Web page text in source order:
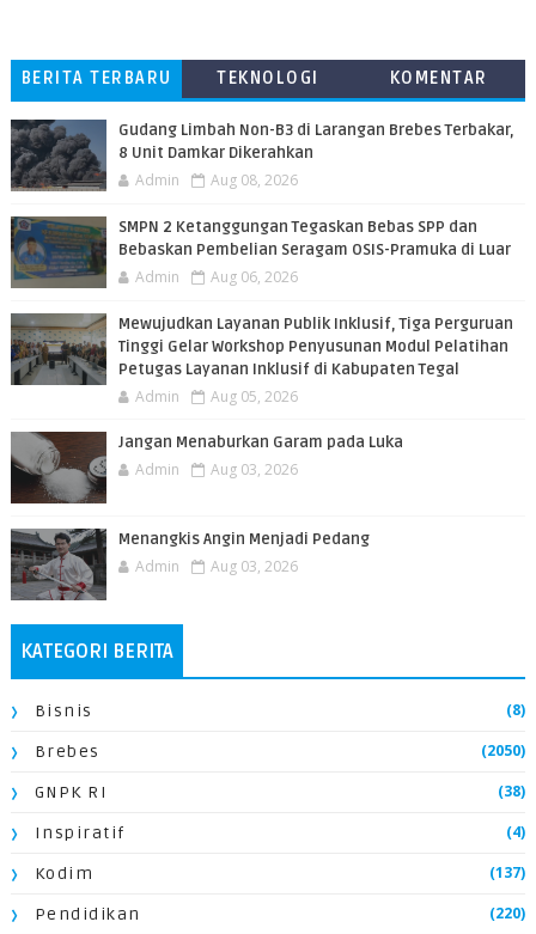
BERITA TERBARU TEKNOLOGI
KOMENTAR
​Gudang Limbah Non-B3 di Larangan Brebes Terbakar,
8 Unit Damkar Dikerahkan
Admin Aug 08, 2026
SMPN 2 Ketanggungan Tegaskan Bebas SPP dan
Bebaskan Pembelian Seragam OSIS-Pramuka di Luar
Admin Aug 06, 2026
​Mewujudkan Layanan Publik Inklusif, Tiga Perguruan
Tinggi Gelar Workshop Penyusunan Modul Pelatihan
Petugas Layanan Inklusif di Kabupaten Tegal
Admin Aug 05, 2026
Jangan Menaburkan Garam pada Luka
Admin Aug 03, 2026
Menangkis Angin Menjadi Pedang
Admin Aug 03, 2026
KATEGORI BERITA
Bisnis (8)
Brebes (2050)
GNPK RI (38)
Inspiratif (4)
Kodim (137)
Pendidikan (220)